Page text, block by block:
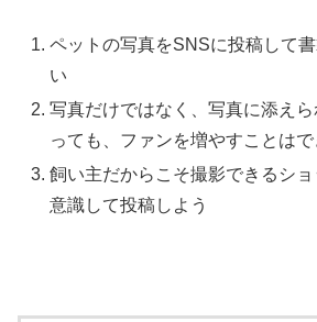
ペットの写真をSNSに投稿して
い
写真だけではなく、写真に添え
っても、ファンを増やすことはで
飼い主だからこそ撮影できるシ
意識して投稿しよう